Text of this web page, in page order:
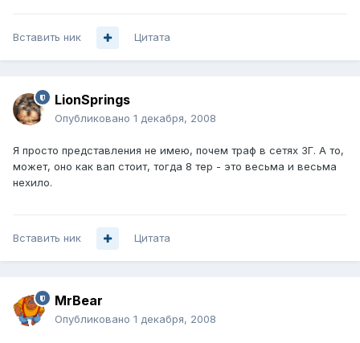
Вставить ник Цитата
LionSprings
Опубликовано 1 декабря, 2008
Я просто представления не имею, почем траф в сетях 3Г. А то,
может, оно как вап стоит, тогда 8 тер - это весьма и весьма
нехило.
Вставить ник Цитата
MrBear
Опубликовано 1 декабря, 2008